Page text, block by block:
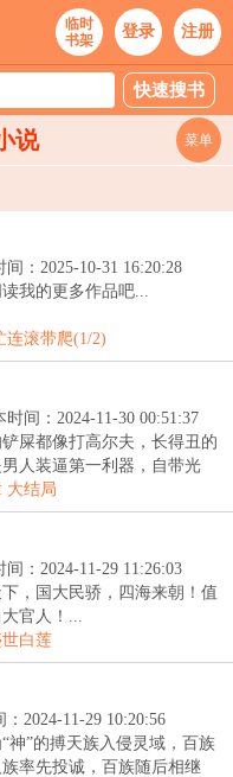
临时
书架
登录 注册
说 菜单
间：2025-10-31 16:20:28
我的更多作品吧...
连滚带爬(1/2)
时间：2024-11-30 00:51:37
屎都像打高尔夫，长得丑的
人装逼第一利器，自带光
大结局
间：2024-11-29 11:26:03
，国大民骄，四海来朝！值
官人！...
白莲
：2024-11-29 10:20:56
神”的搏天族入侵灵域，百族
率先投诚，百族随后相继